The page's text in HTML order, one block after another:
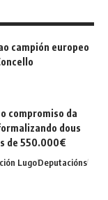
campión europeo
compromiso da
dous
de 550.000€
LugoDeputacións